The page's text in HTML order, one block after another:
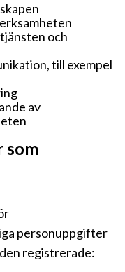
och
till exempel
av
som
personuppgifter
registrerade: